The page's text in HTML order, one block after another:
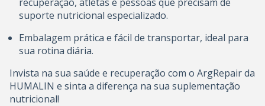
suporte nutricional especializado.
Embalagem prática e fácil de transportar, ideal para
sua rotina diária.
Invista na sua saúde e recuperação com o ArgRepair da
HUMALIN e sinta a diferença na sua suplementação
nutricional!